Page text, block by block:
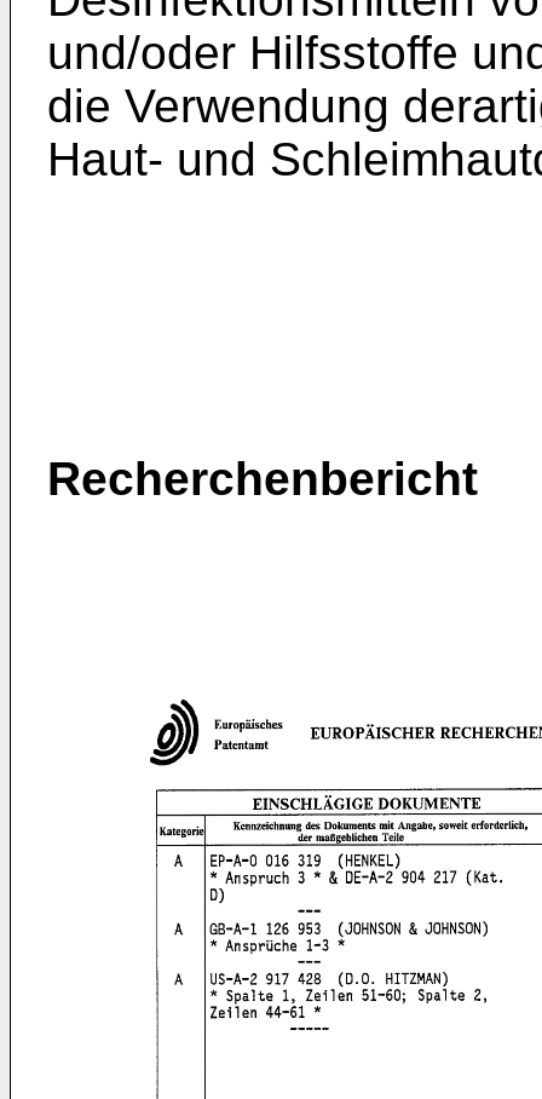
und/oder Hilfsstoffe
die Verwendung
Haut- und
Recherchenbericht